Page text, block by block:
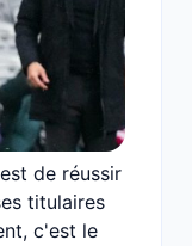
de réussir
titulaires
c'est le